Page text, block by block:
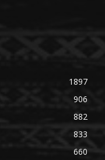
1897
906
882
833
660